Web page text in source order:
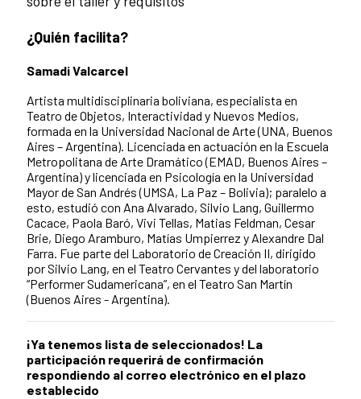
¿Quién facilita?
Samadi Valcarcel
Artista multidisciplinaria boliviana, especialista en
Teatro de Objetos, Interactividad y Nuevos Medios,
formada en la Universidad Nacional de Arte (UNA, Buenos
Aires – Argentina). Licenciada en actuación en la Escuela
Metropolitana de Arte Dramático (EMAD, Buenos Aires –
Argentina) y licenciada en Psicología en la Universidad
Mayor de San Andrés (UMSA, La Paz – Bolivia); paralelo a
esto, estudió con Ana Alvarado, Silvio Lang, Guillermo
Cacace, Paola Baró, Vivi Tellas, Matias Feldman, Cesar
Brie, Diego Aramburo, Matías Umpierrez y Alexandre Dal
Farra. Fue parte del Laboratorio de Creación II, dirigido
por Silvio Lang, en el Teatro Cervantes y del laboratorio
“Performer Sudamericana”, en el Teatro San Martín
(Buenos Aires - Argentina).
¡Ya tenemos lista de seleccionados! La
participación requerirá de confirmación
respondiendo al correo electrónico en el plazo
establecido